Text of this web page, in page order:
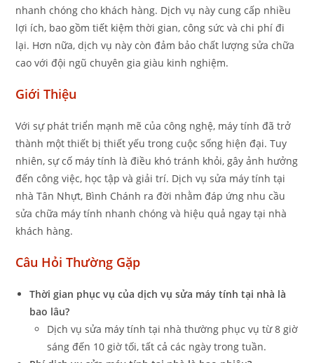
nhanh chóng cho khách hàng. Dịch vụ này cung cấp nhiều
lợi ích, bao gồm tiết kiệm thời gian, công sức và chi phí đi
lại. Hơn nữa, dịch vụ này còn đảm bảo chất lượng sửa chữa
cao với đội ngũ chuyên gia giàu kinh nghiệm.
Giới Thiệu
Với sự phát triển mạnh mẽ của công nghệ, máy tính đã trở
thành một thiết bị thiết yếu trong cuộc sống hiện đại. Tuy
nhiên, sự cố máy tính là điều khó tránh khỏi, gây ảnh hưởng
đến công việc, học tập và giải trí. Dịch vụ sửa máy tính tại
nhà Tân Nhựt, Bình Chánh ra đời nhằm đáp ứng nhu cầu
sửa chữa máy tính nhanh chóng và hiệu quả ngay tại nhà
khách hàng.
Câu Hỏi Thường Gặp
Thời gian phục vụ của dịch vụ sửa máy tính tại nhà là
bao lâu?
Dịch vụ sửa máy tính tại nhà thường phục vụ từ 8 giờ
sáng đến 10 giờ tối, tất cả các ngày trong tuần.